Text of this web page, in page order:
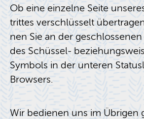
Ob eine ein­zel­ne Seite
trit­tes ver­schlüs­selt
nen Sie an der
des Schüs­sel-
Sym­bols in der un­te­ren
Brow­sers.
Wir be­die­nen uns im Üb­ri­gen